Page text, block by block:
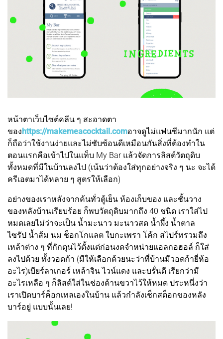
หน้าตาเว็บไซต์คลีน ๆ สะอาดตา
ของhttps://makemeacocktail.comอาจดูไม่แฟนซีมากนัก แต่
ก็ถือว่าใช้งานง่ายและไม่ซับซ้อนดีเหมือนกันสิ่งที่ต้องทำใน
ตอนแรกคือเข้าไปในแท็บ My Bar แล้วจัดการลิสต์วัตถุดิบ
ทั้งหมดที่มีในบ้านลงไป (เน้นว่าต้องใส่ทุกอย่างจริง ๆ นะ จะได้
ครีเอตมาได้หลาย ๆ สูตรให้เลือก)
อย่างของเราหลังจากค้นทั่วตู้เย็น ห้องเก็บของ และชั้นวาง
ของหลังบ้านเรียบร้อย ก็พบวัตถุดิบมากถึง 40 ชนิด เราใส่ไป
หมดเลยไม่ว่าจะเป็น น้ำมะนาว มะนาวสด น้ำผึ้ง น้ำตาล
ไซรัป น้ำส้ม นม ช็อกโกแลต ใบกะเพรา โค้ก สไปร์ทรวมถึง
เหล้าต่าง ๆ ที่กักตุนไว้ตั้งแต่ก่อนงดจำหน่ายแอลกอฮอล์ ก็ใส่
ลงไปด้วย ทั้งวอดก้า (มีให้เลือกด้วยนะว่าที่บ้านมีวอดก้ายี่ห้อ
อะไร)เบียร์ลาเกอร์ เหล้าจิน ไวน์แดง และบรั่นดี เรียกว่ามี
อะไรเหลือ ๆ ก็ลิสต์ใส่ในช่องด้านขวาไว้ให้หมด ประหนึ่งว่า
เราเปิดบาร์ค็อกเทลเองในบ้าน แล้วกำลังเช็กสต็อกของหลัง
บาร์อยู่ แบบนั้นเลย!